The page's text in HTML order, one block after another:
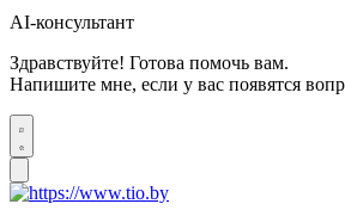
AI-консультант
Здравствуйте! Готова помочь вам.
Напишите мне, если у вас появятся